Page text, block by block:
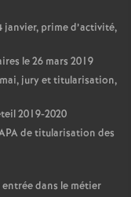
janvier, prime d’activité,
le 26 mars 2019
jury et titularisation,
2019-2020
de titularisation des
dans le métier